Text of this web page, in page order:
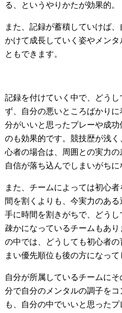
る、というやりかたが効果的。
また、記録が蓄積していけば
かけて成長していく姿やメン
ともできます。
記録を付けていく中で、どう
ず、自分の悪いところばかり
分がいいと思ったプレーや成功
のも効果的です。競技歴が浅
心者の場合は、周囲との実力
自信が落ち込んでしまいがちに
また、チームによっては初心
間を割くよりも、今実力のあ
手に時間を割きがちで、どう
疎かになっているチームもあ
の中では、どうしても初心者
まい優先順位も後の方になって
自分が所属しているチームに
分で自分のメンタルの調子を
も、自分の中でいいと思った